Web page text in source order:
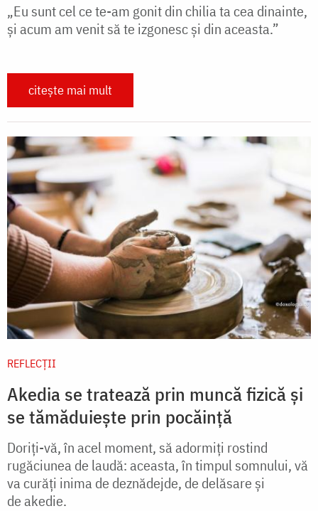
„Eu sunt cel ce te-am gonit din chilia ta cea dinainte,
şi acum am venit să te izgonesc şi din aceasta.”
citește mai mult
REFLECȚII
Akedia se tratează prin muncă fizică și
se tămăduiește prin pocăință
Doriți-vă, în acel moment, să adormiţi rostind
rugăciunea de laudă: aceasta, în timpul somnului, vă
va curăţi inima de deznădejde, de delăsare şi
de akedie.